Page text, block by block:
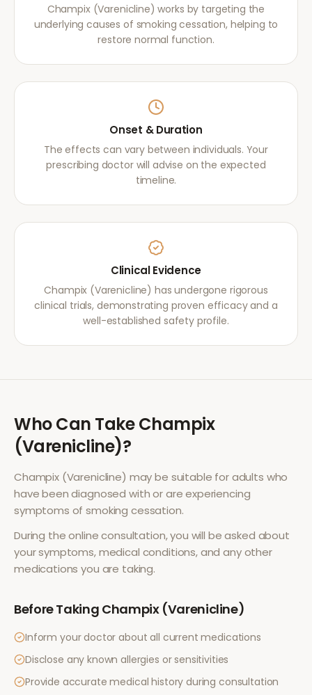
Champix (Varenicline) works by targeting the
underlying causes of smoking cessation, helping to
restore normal function.
Onset & Duration
The effects can vary between individuals. Your
prescribing doctor will advise on the expected
timeline.
Clinical Evidence
Champix (Varenicline) has undergone rigorous
clinical trials, demonstrating proven efficacy and a
well-established safety profile.
Who Can TakeChampix
(Varenicline)?
Champix (Varenicline) may be suitable for adults who
have been diagnosed with or are experiencing
symptoms ofsmoking cessation.
During the online consultation, you will be asked about
your symptoms, medical conditions, and any other
medications you are taking.
Before Taking Champix (Varenicline)
Inform your doctor about all current medications
Disclose any known allergies or sensitivities
Provide accurate medical history during consultation